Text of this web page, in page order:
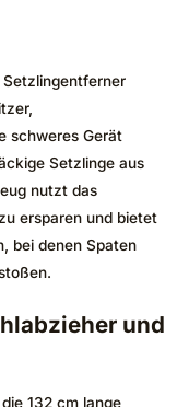
Setzlingentferner
schweres Gerät
Setzlinge aus
nutzt das
ersparen und bietet
bei denen Spaten
und
132 cm lange